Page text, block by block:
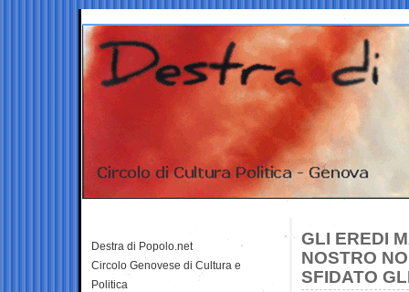
GLI EREDI
NOSTRO
SFIDATO
Destra di Popolo.net
Circolo Genovese di Cultura e
Politica